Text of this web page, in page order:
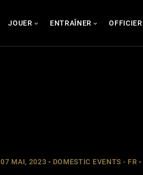
JOUER ENTRAÎNER OFFICIER
07 MAI, 2023 DOMESTIC EVENTS - FR